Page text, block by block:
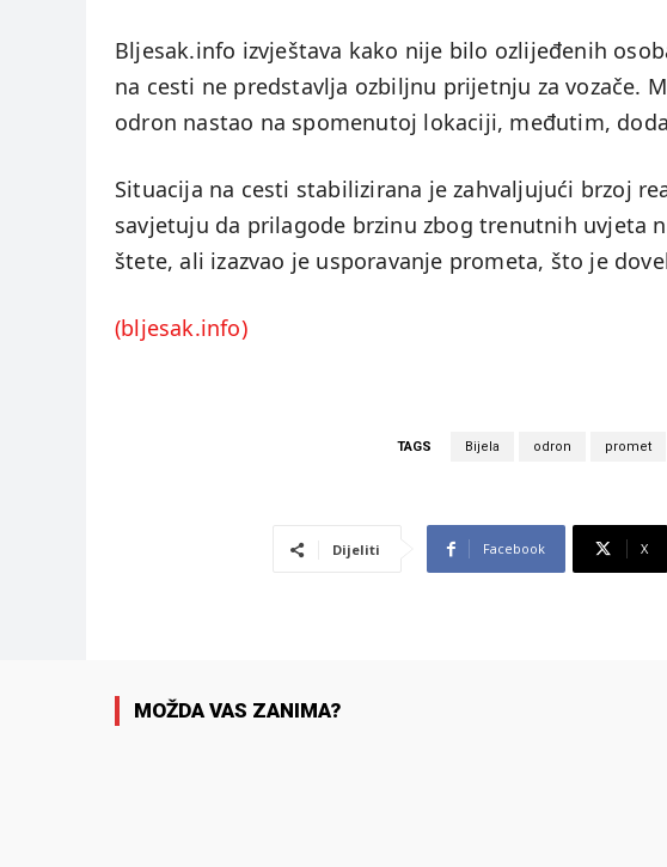
Bljesak.info izvještava kako nije bilo ozlijeđenih
na cesti ne predstavlja ozbiljnu prijetnju za vozače.
odron nastao na spomenutoj lokaciji, međutim,
Situacija na cesti stabilizirana je zahvaljujući brzoj
savjetuju da prilagode brzinu zbog trenutnih uvjeta
štete, ali izazvao je usporavanje prometa, što je
(bljesak.info)
TAGS Bijela odron promet
Dijeliti Facebook X
MOŽDA VAS ZANIMA?